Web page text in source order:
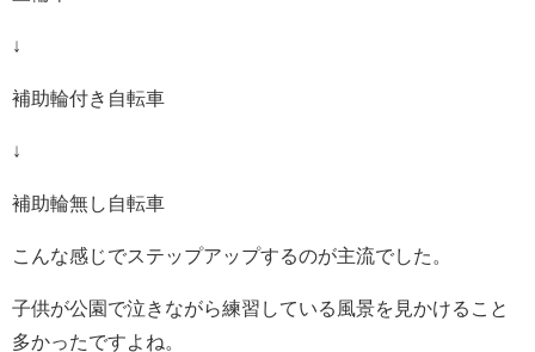
↓
補助輪付き自転車
↓
補助輪無し自転車
こんな感じでステップアップするのが主流でした。
子供が公園で泣きながら練習している風景を見かけること
多かったですよね。